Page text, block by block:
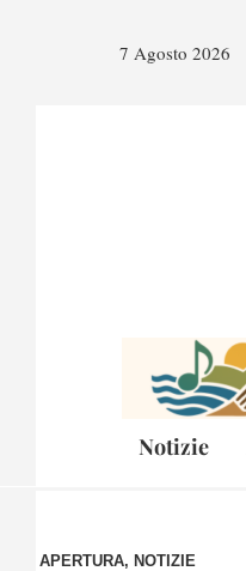
7 Agosto 2026
Notizie
APERTURA, NOTIZIE